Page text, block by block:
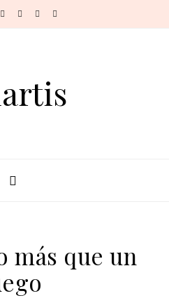
más que un